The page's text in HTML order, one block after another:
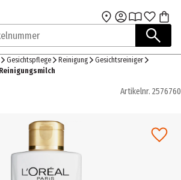
Zum Hauptinhalt
Gesichtspflege Reinigung
Gesichtsreiniger
Artikelnr. 2576760